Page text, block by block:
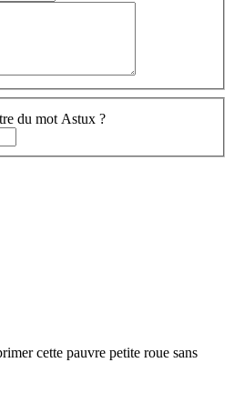
du mot Astux ?
cette pauvre petite roue sans